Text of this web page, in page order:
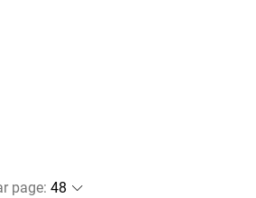
page: